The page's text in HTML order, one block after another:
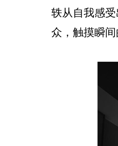
轶从自我感
众，触摸瞬间